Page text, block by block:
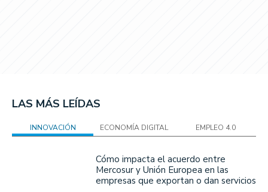
LAS MÁS LEÍDAS
INNOVACIÓN ECONOMÍA DIGITAL EMPLEO 4.0
Cómo impacta el acuerdo entre
Mercosur y Unión Europea en las
empresas que exportan o dan servicios